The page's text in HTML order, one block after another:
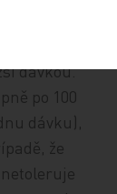
dávkou.
po 100
dávku),
že